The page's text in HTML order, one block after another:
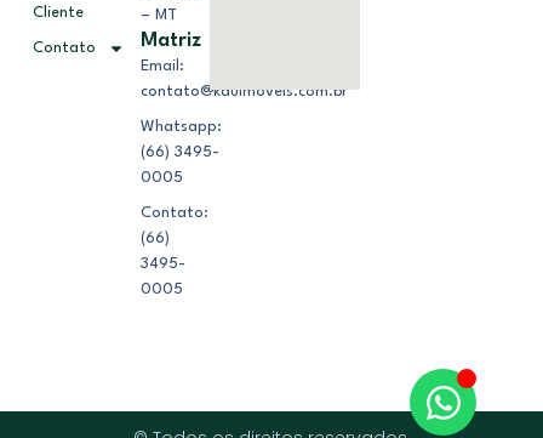
Cliente
Contato
– MT
Matriz
Email:
contato@kduimoveis.com.br
Whatsapp:
(66) 3495-
0005
Contato:
(66)
3495-
0005